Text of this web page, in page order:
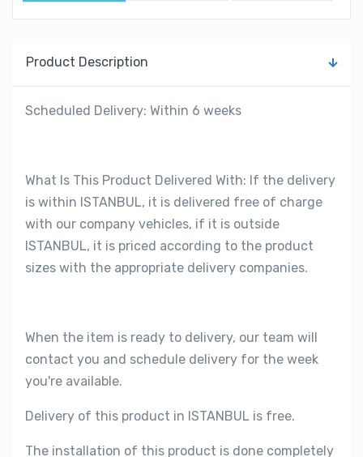
Product Description
Scheduled Delivery: Within 6 weeks
What Is This Product Delivered With: If the delivery
is within ISTANBUL, it is delivered free of charge
with our company vehicles, if it is outside
ISTANBUL, it is priced according to the product
sizes with the appropriate delivery companies.
When the item is ready to delivery, our team will
contact you and schedule delivery for the week
you're available.
Delivery of this product in ISTANBUL is free.
The installation of this product is done completely